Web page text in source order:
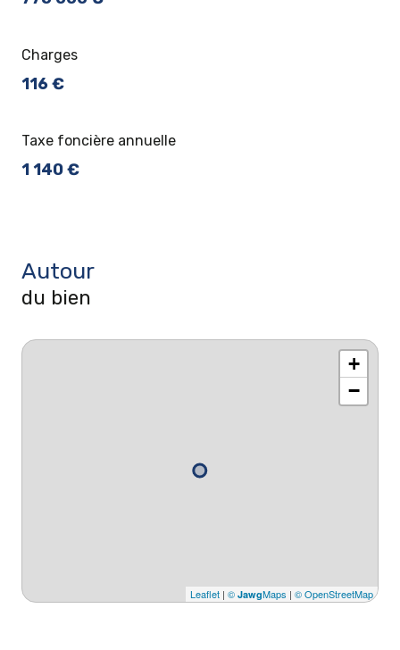
Charges
116 €
Taxe foncière annuelle
1 140 €
Autour
du bien
+
−
Leaflet | © JawgMaps | © OpenStreetMap